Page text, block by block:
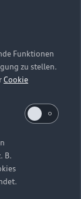
der
auf dieser
Funktionen
zu stellen.
Cookie
B.